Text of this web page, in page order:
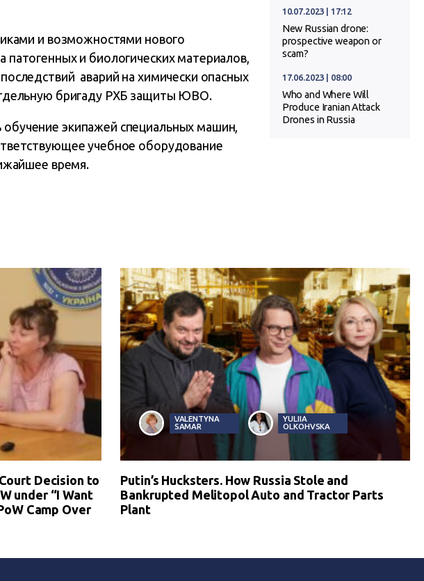
и возможностями нового
и биологических материалов,
аварий на химически опасных
бригаду РХБ защиты ЮВО.
экипажей специальных машин,
учебное оборудование
время.
10.07.2023 | 17:12
New Russian drone:
prospective weapon or
scam?
17.06.2023 | 08:00
Who and Where Will
Produce Iranian Attack
Drones in Russia
Decision to
under “I Want
Camp Over
VALENTYNA
SAMAR
YULIIA
OLKOHVSKA
Putin’s Hucksters. How Russia Stole and
Bankrupted Melitopol Auto and Tractor Parts
Plant